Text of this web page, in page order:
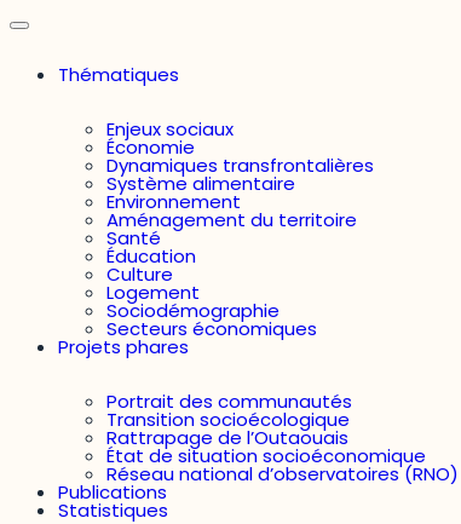
Thématiques
Enjeux sociaux
Économie
Dynamiques transfrontalières
Système alimentaire
Environnement
Aménagement du territoire
Santé
Éducation
Culture
Logement
Sociodémographie
Secteurs économiques
Projets phares
Portrait des communautés
Transition socioécologique
Rattrapage de l’Outaouais
État de situation socioéconomique
Réseau national d’observatoires (RNO)
Publications
Statistiques